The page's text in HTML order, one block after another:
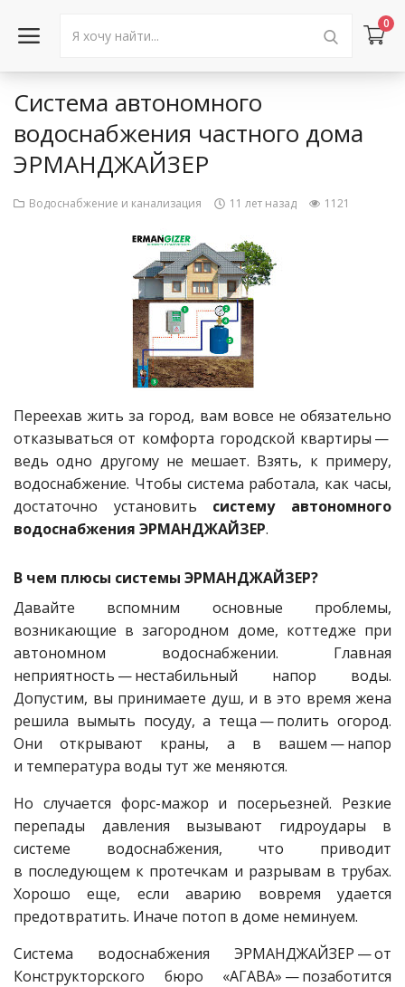
0
Войти в аккаунт
Каталог товаров
Акции
Система автономного
водоснабжения частного дома
ЭРМАНДЖАЙЗЕР
Водоснабжение и канализация 11 лет назад 1121
Переехав жить за город, вам вовсе не обязательно
отказываться от комфорта городской квартиры — ​
ведь одно другому не мешает. Взять, к примеру,
водоснабжение. Чтобы система работала, как часы,
достаточно установить систему автономного
водоснабжения ЭРМАНДЖАЙЗЕР.
В чем плюсы системы ЭРМАНДЖАЙЗЕР?
Давайте вспомним основные проблемы,
возникающие в загородном доме, коттедже при
автономном водоснабжении. Главная
неприятность — ​нестабильный напор воды.
Допустим, вы принимаете душ, и в это время жена
решила вымыть посуду, а теща — ​полить огород.
Они открывают краны, а в вашем — ​напор
и температура воды тут же меняются.
Но случается форс-мажор и посерьезней. Резкие
перепады давления вызывают гидроудары в
системе водоснабжения, что приводит
в последующем к протечкам и разрывам в трубах.
Хорошо еще, если аварию вовремя удается
предотвратить. Иначе потоп в доме неминуем.
Система водоснабжения ЭРМАНДЖАЙЗЕР — ​от
Конструкторского бюро «АГАВА» — ​позаботится